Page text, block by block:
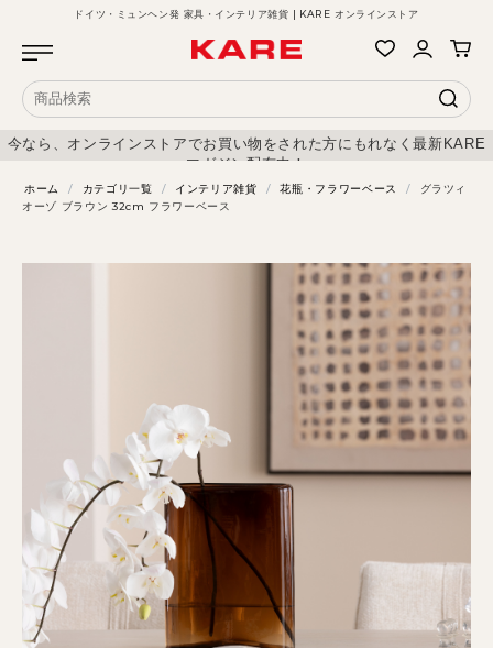
ドイツ・ミュンヘン発 家具・インテリア雑貨 | KARE オンラインストア
今なら、オンラインストアでお買い物をされた方にもれなく最新KARE
マガジン配布中！
ホーム / カテゴリ一覧 / インテリア雑貨 / 花瓶・フラワーベース /
グラツィ
オーゾ ブラウン 32cm フラワーベース